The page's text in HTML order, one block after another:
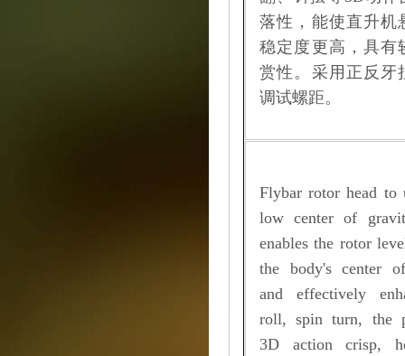
落性，能使直升机
稳定度更高，具有
赏性。采用正反牙
调试螺距。
Flybar rotor head to
low center of
enables the rotor
the body's center
and effectively
roll, spin turn, the
3D action crisp,